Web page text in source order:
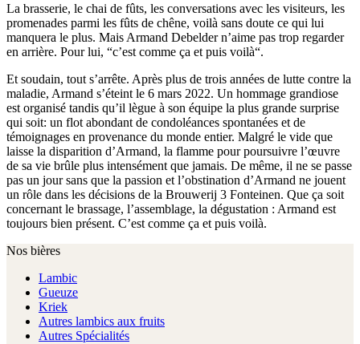
La brasserie, le chai de fûts, les conversations avec les visiteurs, les
promenades parmi les fûts de chêne, voilà sans doute ce qui lui
manquera le plus. Mais Armand Debelder n’aime pas trop regarder
en arrière. Pour lui, “c’est comme ça et puis voilà“.
Et soudain, tout s’arrête. Après plus de trois années de lutte contre la
maladie, Armand s’éteint le 6 mars 2022. Un hommage grandiose
est organisé tandis qu’il lègue à son équipe la plus grande surprise
qui soit: un flot abondant de condoléances spontanées et de
témoignages en provenance du monde entier. Malgré le vide que
laisse la disparition d’Armand, la flamme pour poursuivre l’œuvre
de sa vie brûle plus intensément que jamais. De même, il ne se passe
pas un jour sans que la passion et l’obstination d’Armand ne jouent
un rôle dans les décisions de la Brouwerij 3 Fonteinen. Que ça soit
concernant le brassage, l’assemblage, la dégustation : Armand est
toujours bien présent. C’est comme ça et puis voilà.
Nos bières
Lambic
Gueuze
Kriek
Autres lambics aux fruits
Autres Spécialités